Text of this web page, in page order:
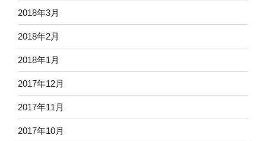
2018年3月
2018年2月
2018年1月
2017年12月
2017年11月
2017年10月